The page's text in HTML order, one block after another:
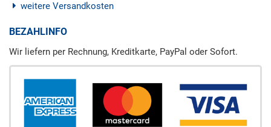
weitere Versandkosten
BEZAHLINFO
Wir liefern per Rechnung, Kreditkarte, PayPal oder Sofort.